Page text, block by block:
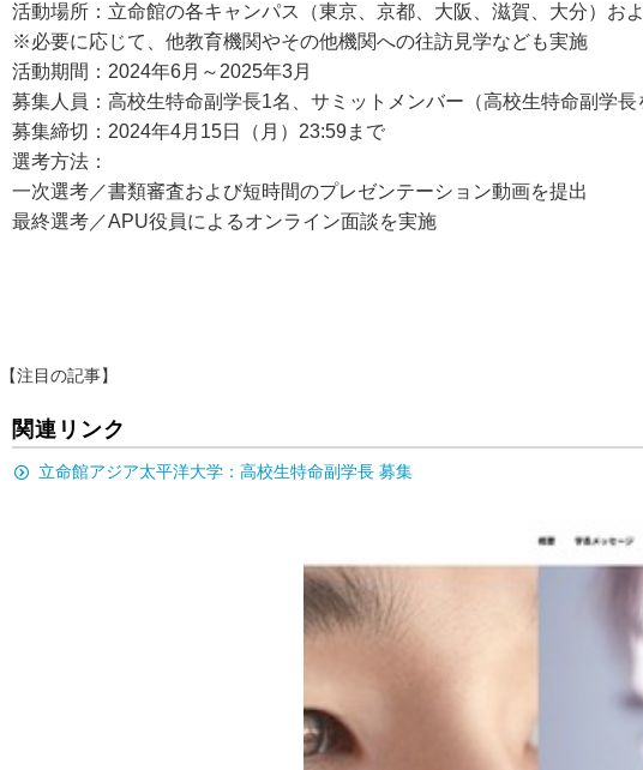
活動場所：立命館の各キャンパス（東京、京都、大阪、滋賀、大分）お
※必要に応じて、他教育機関やその他機関への往訪見学なども実施
活動期間：2024年6月～2025年3月
募集人員：高校生特命副学長1名、サミットメンバー（高校生特命
募集締切：2024年4月15日（月）23:59まで
選考方法：
一次選考／書類審査および短時間のプレゼンテーション動画を提出
最終選考／APU役員によるオンライン面談を実施
【注目の記事】
関連リンク
立命館アジア太平洋大学：高校生特命副学長 募集